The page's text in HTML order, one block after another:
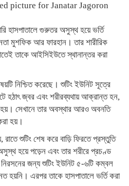
picture for Janatar Jagoron
হাসপাতালে গুরুতর অসুস্থ হয়ে ভর্তি
মুশফিক আর ফারহান। তার শারীরিক
তাকে আইসিইউতে স্থানান্তর করা
নিশ্চিত করেছে। শুটিং ইউনিট সূত্রে
হঠাৎ জ্বর এবং শরীরব্যথায় আক্রান্ত হন,
হয়। সেখানে তার অবস্থার আরও অবনতি
হয়।
রাতে শুটিং শেষ করে বাড়ি ফিরতে প্রস্তুতি
হয়ে পড়েন এবং তার শরীরে প্রচণ্ড
জন্য শুটিং ইউনিট ৫-৬টি কম্বল
হয়নি। এরপর তাকে হাসপাতালে ভর্তি করা